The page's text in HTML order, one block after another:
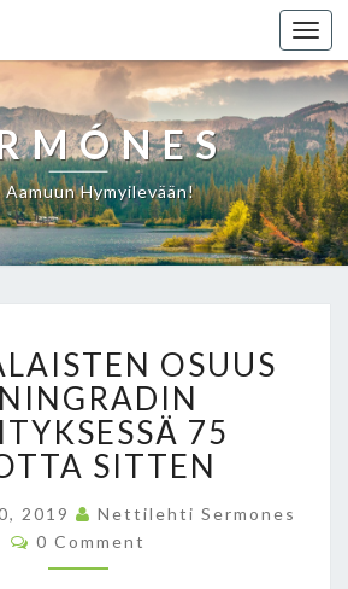
Aamuun Hymyilevään!
U
O
M
A
L
I
S
T
OSUUS
75
SITTEN
2019
Nettilehti Sermones
C
O
0 Comment